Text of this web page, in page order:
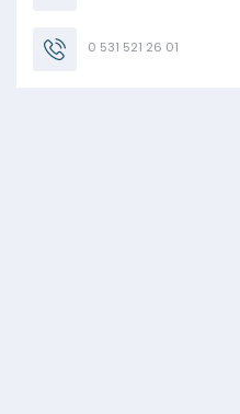
0 531 521 26 01